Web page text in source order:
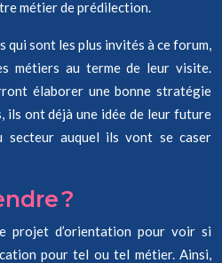
métier de prédilection.
qui sont les plus invités à ce forum,
métiers au terme de leur visite.
élaborer une bonne stratégie
ils ont déjà une idée de leur future
secteur auquel ils vont se caser
?
projet d’orientation pour voir si
pour tel ou tel métier. Ainsi,